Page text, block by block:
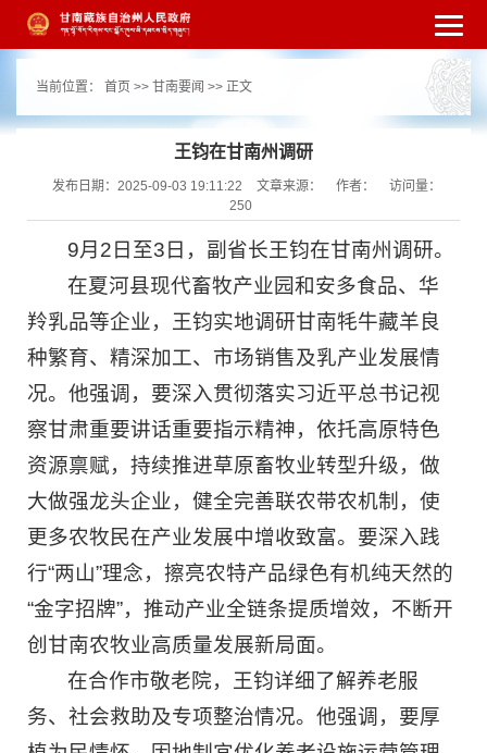
网站无障
碍 打开适老化模式 登录
当前位置： 首页 >> 甘南要闻 >> 正文
王钧在甘南州调研
发布日期：2025-09-03 19:11:22 文章来源： 作者：
访问量：
250
9月2日至3日，副省长王钧在甘南州调研。
在夏河县现代畜牧产业园和安多食品、华
羚乳品等企业，王钧实地调研甘南牦牛藏羊良
种繁育、精深加工、市场销售及乳产业发展情
况。他强调，要深入贯彻落实习近平总书记视
察甘肃重要讲话重要指示精神，依托高原特色
资源禀赋，持续推进草原畜牧业转型升级，做
大做强龙头企业，健全完善联农带农机制，使
更多农牧民在产业发展中增收致富。要深入践
行“两山”理念，擦亮农特产品绿色有机纯天然的
“金字招牌”，推动产业全链条提质增效，不断开
创甘南农牧业高质量发展新局面。
在合作市敬老院，王钧详细了解养老服
务、社会救助及专项整治情况。他强调，要厚